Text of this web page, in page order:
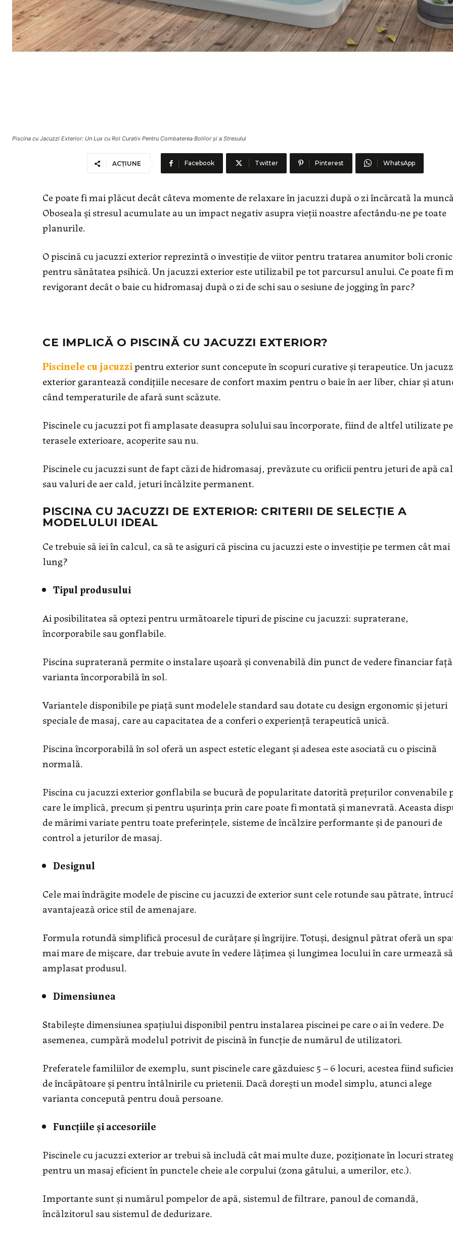
Piscina cu Jacuzzi Exterior: Un Lux cu Rol Curativ Pentru Combaterea Bolilor și a Stresului
ACȚIUNE Facebook Twitter Pinterest WhatsApp
Ce poate fi mai plăcut decât câteva momente de relaxare în jacuzzi după o zi încărcată la
Oboseala și stresul acumulate au un impact negativ asupra vieții noastre afectându-ne pe toate
planurile.
O piscină cu jacuzzi exterior reprezintă o investiție de viitor pentru tratarea anumitor boli
pentru sănătatea psihică. Un jacuzzi exterior este utilizabil pe tot parcursul anului. Ce poate fi
revigorant decât o baie cu hidromasaj după o zi de schi sau o sesiune de jogging în parc?
CE IMPLICĂ O PISCINĂ CU JACUZZI EXTERIOR?
Piscinele cu jacuzzipentru exterior sunt concepute în scopuri curative și terapeutice. Un
exterior garantează condițiile necesare de confort maxim pentru o baie în aer liber, chiar și
când temperaturile de afară sunt scăzute.
Piscinele cu jacuzzi pot fi amplasate deasupra solului sau încorporate, fiind de altfel utilizate pe
terasele exterioare, acoperite sau nu.
Piscinele cu jacuzzi sunt de fapt căzi de hidromasaj, prevăzute cu orificii pentru jeturi de apă
sau valuri de aer cald, jeturi încălzite permanent.
PISCINA CU JACUZZI DE EXTERIOR: CRITERII DE SELECȚIE A
MODELULUI IDEAL
Ce trebuie să iei în calcul, ca să te asiguri că piscina cu jacuzzi este o investiție pe termen cât mai
lung?
Tipul produsului
Ai posibilitatea să optezi pentru următoarele tipuri de piscine cu jacuzzi: supraterane,
încorporabile sau gonflabile.
Piscina supraterană permite o instalare ușoară și convenabilă din punct de vedere financiar
varianta încorporabilă în sol.
Variantele disponibile pe piață sunt modelele standard sau dotate cu design ergonomic și jeturi
speciale de masaj, care au capacitatea de a conferi o experiență terapeutică unică.
Piscina încorporabilă în sol oferă un aspect estetic elegant și adesea este asociată cu o piscină
normală.
Piscina cu jacuzzi exterior gonflabila se bucură de popularitate datorită prețurilor convenabile
care le implică, precum și pentru ușurința prin care poate fi montată și manevrată. Aceasta
de mărimi variate pentru toate preferințele, sisteme de încălzire performante și de panouri de
control a jeturilor de masaj.
Designul
Cele mai îndrăgite modele de piscine cu jacuzzi de exterior sunt cele rotunde sau pătrate,
avantajează orice stil de amenajare.
Formula rotundă simplifică procesul de curățare și îngrijire. Totuși, designul pătrat oferă un
mai mare de mișcare, dar trebuie avute în vedere lățimea și lungimea locului în care urmează
amplasat produsul.
Dimensiunea
Stabilește dimensiunea spațiului disponibil pentru instalarea piscinei pe care o ai în vedere. De
asemenea, cumpără modelul potrivit de piscină în funcție de numărul de utilizatori.
Preferatele familiilor de exemplu, sunt piscinele care găzduiesc 5 – 6 locuri, acestea fiind
de încăpătoare și pentru întâlnirile cu prietenii. Dacă dorești un model simplu, atunci alege
varianta concepută pentru două persoane.
Funcțiile și accesoriile
Piscinele cu jacuzzi exterior ar trebui să includă cât mai multe duze, poziționate în locuri
pentru un masaj eficient în punctele cheie ale corpului (zona gâtului, a umerilor, etc.).
Importante sunt și numărul pompelor de apă, sistemul de filtrare, panoul de comandă,
încălzitorul sau sistemul de dedurizare.